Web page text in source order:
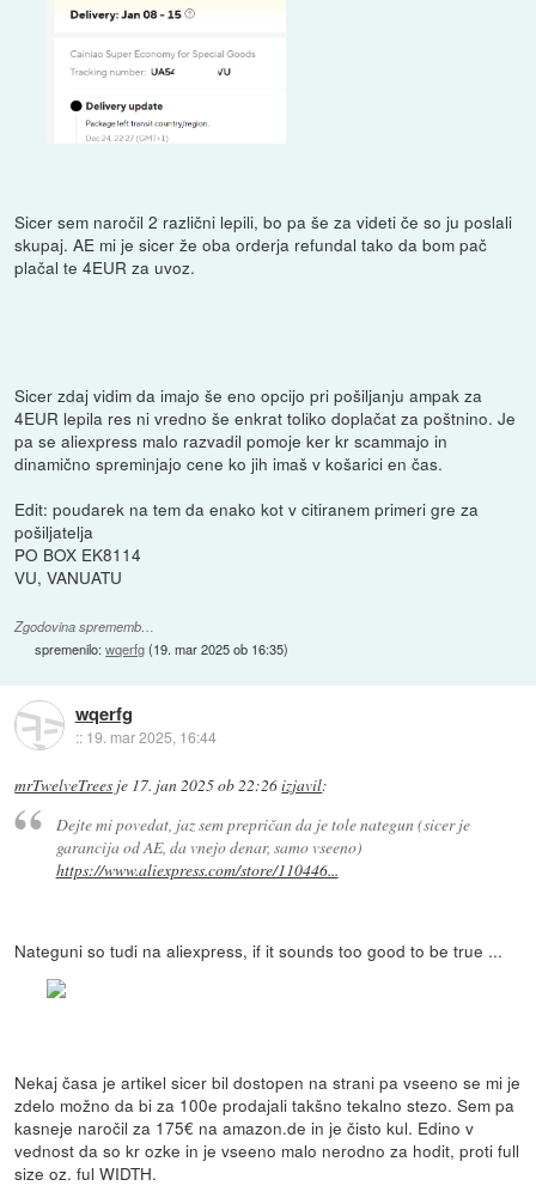
Sicer sem naročil 2 različni lepili, bo pa še za videti če so ju poslali
skupaj. AE mi je sicer že oba orderja refundal tako da bom pač
plačal te 4EUR za uvoz.
Sicer zdaj vidim da imajo še eno opcijo pri pošiljanju ampak za
4EUR lepila res ni vredno še enkrat toliko doplačat za poštnino. Je
pa se aliexpress malo razvadil pomoje ker kr scammajo in
dinamično spreminjajo cene ko jih imaš v košarici en čas.
Edit: poudarek na tem da enako kot v citiranem primeri gre za
pošiljatelja
PO BOX EK8114
VU, VANUATU
Zgodovina sprememb…
spremenilo:wqerfg(19. mar 2025 ob 16:35)
wqerfg
:: 19. mar 2025, 16:44
mrTwelveTrees je 17. jan 2025 ob 22:26izjavil:
Dejte mi povedat, jaz sem prepričan da je tole nategun (sicer je
garancija od AE, da vnejo denar, samo vseeno)
https://www.aliexpress.com/store/110446...
Nateguni so tudi na aliexpress, if it sounds too good to be true ...
Nekaj časa je artikel sicer bil dostopen na strani pa vseeno se mi je
zdelo možno da bi za 100e prodajali takšno tekalno stezo. Sem pa
kasneje naročil za 175€ na amazon.de in je čisto kul. Edino v
vednost da so kr ozke in je vseeno malo nerodno za hodit, proti full
size oz. ful WIDTH.